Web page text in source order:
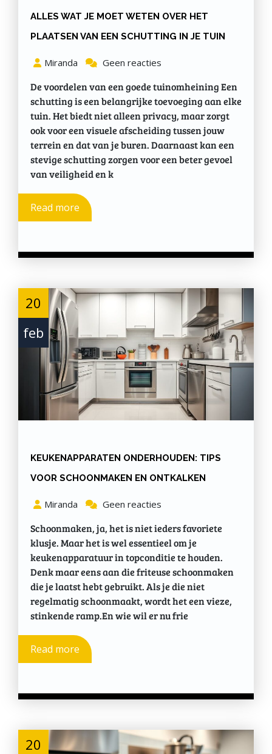
ALLES WAT JE MOET WETEN OVER HET
PLAATSEN VAN EEN SCHUTTING IN JE TUIN
Miranda Geen reacties
De voordelen van een goede tuinomheining Een
schutting is een belangrijke toevoeging aan elke
tuin. Het biedt niet alleen privacy, maar zorgt
ook voor een visuele afscheiding tussen jouw
terrein en dat van je buren. Daarnaast kan een
stevige schutting zorgen voor een beter gevoel
van veiligheid en k
Read more
20
feb
KEUKENAPPARATEN ONDERHOUDEN: TIPS
VOOR SCHOONMAKEN EN ONTKALKEN
Miranda Geen reacties
Schoonmaken, ja, het is niet ieders favoriete
klusje. Maar het is wel essentieel om je
keukenapparatuur in topconditie te houden.
Denk maar eens aan die friteuse schoonmaken
die je laatst hebt gebruikt. Als je die niet
regelmatig schoonmaakt, wordt het een vieze,
stinkende ramp.En wie wil er nu frie
Read more
20